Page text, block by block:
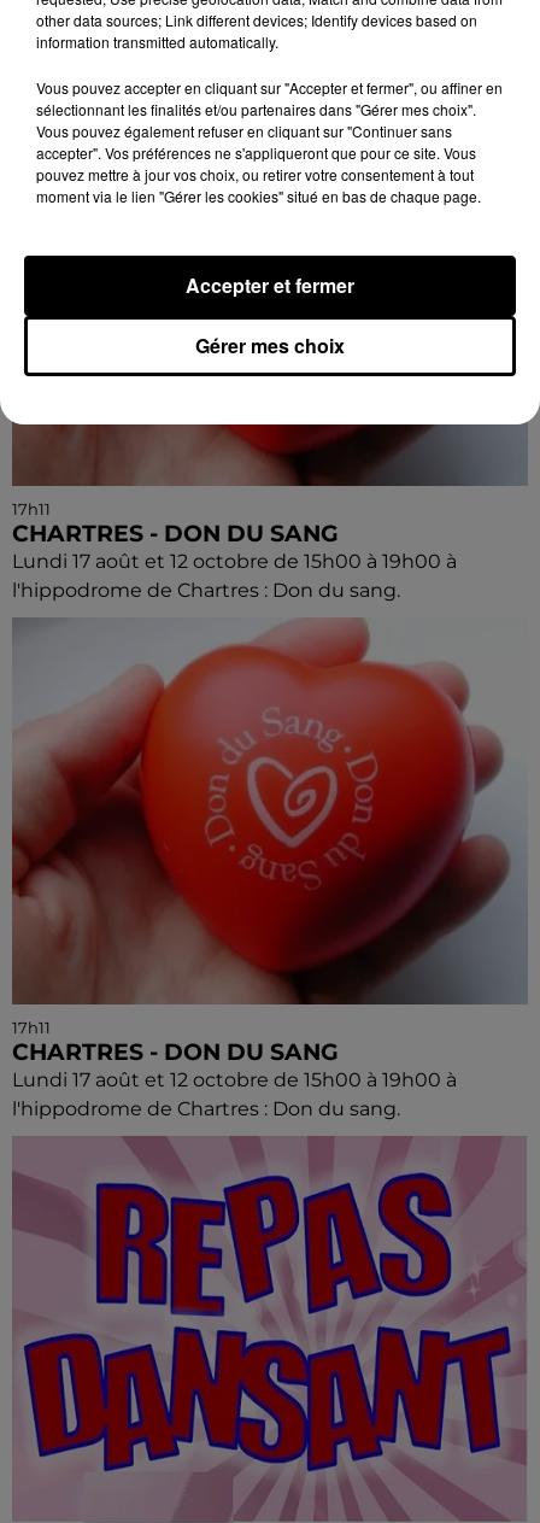
Dimanche 27 septembre, Les Roches-l'Évêque (Loir-
et-Cher), ancien terrain de camping : Vide-greniers de
17h11
CHARTRES - DON DU SANG
Lundi 17 août et 12 octobre de 15h00 à 19h00 à
l'hippodrome de Chartres : Don du sang.
17h11
CHARTRES - DON DU SANG
Lundi 17 août et 12 octobre de 15h00 à 19h00 à
l'hippodrome de Chartres : Don du sang.
other data sources; Link different devices; Identify devices based on
information transmitted automatically.
Vous pouvez accepter en cliquant sur "Accepter et fermer", ou affiner en
sélectionnant les finalités et/ou partenaires dans "Gérer mes choix".
Vous pouvez également refuser en cliquant sur "Continuer sans
accepter". Vos préférences ne s'appliqueront que pour ce site. Vous
pouvez mettre à jour vos choix, ou retirer votre consentement à tout
moment via le lien "Gérer les cookies" situé en bas de chaque page.
Gérer mes choix
Accepter et fermer